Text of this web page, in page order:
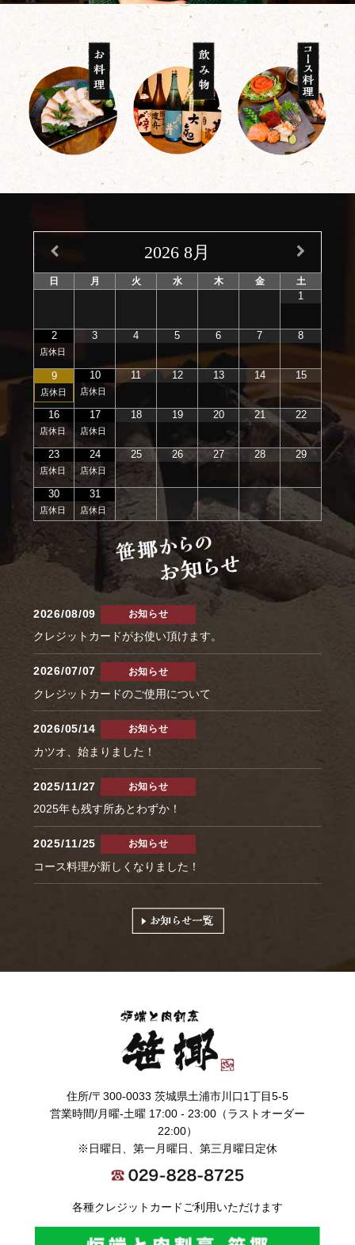
2026 8月
日 月 火 水 木 金 土
1
2
店休日
3 4 5 6 7 8
9
店休日
10
店休日
11 12 13 14 15
16
店休日
17
店休日
18 19 20 21 22
23
店休日
24
店休日
25 26 27 28 29
30
店休日
31
店休日
2026/08/09 お知らせ
クレジットカードがお使い頂けます。
2026/07/07 お知らせ
クレジットカードのご使用について
2026/05/14 お知らせ
カツオ、始まりました！
2025/11/27 お知らせ
2025年も残す所あとわずか！
2025/11/25 お知らせ
コース料理が新しくなりました！
住所/〒300-0033 茨城県土浦市川口1丁目5-5
営業時間/月曜-土曜 17:00 - 23:00（ラストオーダー
22:00）
※日曜日、第一月曜日、第三月曜日定休
各種クレジットカードご利用いただけます